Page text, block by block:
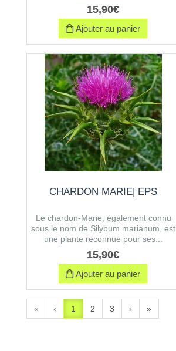
15,90€
Ajouter au panier
CHARDON MARIE| EPS
Le chardon-Marie, également connu
sous le nom de Silybum marianum, est
une plante reconnue pour ses...
15,90€
Ajouter au panier
« ‹ 1 2 3 › »